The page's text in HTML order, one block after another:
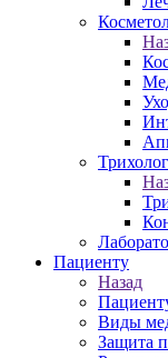
Пациенту
Назад
Виды
Защита